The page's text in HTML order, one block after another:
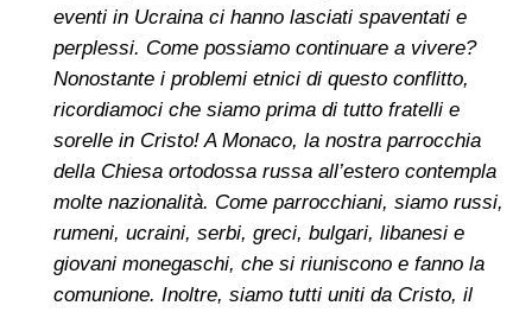
eventi in Ucraina ci hanno lasciati spaventati e
perplessi. Come possiamo continuare a vivere?
Nonostante i problemi etnici di questo conflitto,
ricordiamoci che siamo prima di tutto fratelli e
sorelle in Cristo! A Monaco, la nostra parrocchia
della Chiesa ortodossa russa all’estero contempla
molte nazionalità. Come parrocchiani, siamo russi,
rumeni, ucraini, serbi, greci, bulgari, libanesi e
giovani monegaschi, che si riuniscono e fanno la
comunione. Inoltre, siamo tutti uniti da Cristo, il